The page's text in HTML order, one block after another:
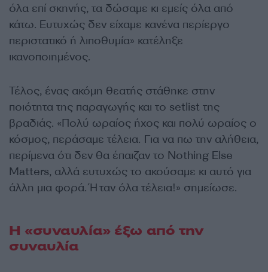
όλα επί σκηνής, τα δώσαμε κι εμείς όλα από
κάτω. Ευτυχώς δεν είχαμε κανένα περίεργο
περιστατικό ή λιποθυμία» κατέληξε
ικανοποιημένος.
Τέλος, ένας ακόμη θεατής στάθηκε στην
ποιότητα της παραγωγής και το setlist της
βραδιάς. «Πολύ ωραίος ήχος και πολύ ωραίος ο
κόσμος, περάσαμε τέλεια. Για να πω την αλήθεια,
περίμενα ότι δεν θα έπαιζαν το Nothing Else
Matters, αλλά ευτυχώς το ακούσαμε κι αυτό για
άλλη μια φορά. Ήταν όλα τέλεια!» σημείωσε.
Η «συναυλία» έξω από την
συναυλία